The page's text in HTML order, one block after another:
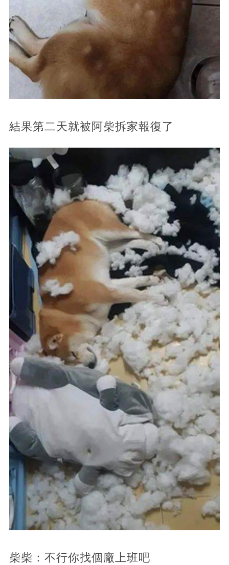
結果第二天就被阿柴拆家報復了
柴柴：不行你找個廠上班吧